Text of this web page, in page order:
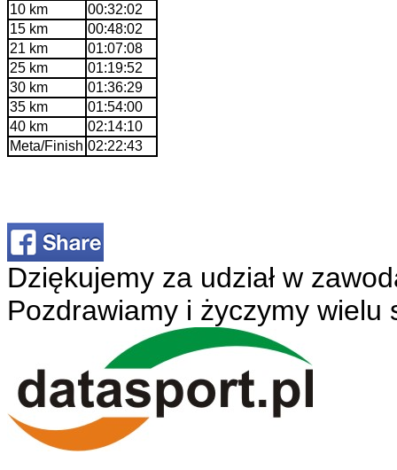
10 km
00:32:02
15 km
00:48:02
21 km
01:07:08
25 km
01:19:52
30 km
01:36:29
35 km
01:54:00
40 km
02:14:10
Meta/Finish 02:22:43
Dziękujemy za udział w
Pozdrawiamy i życzymy wielu